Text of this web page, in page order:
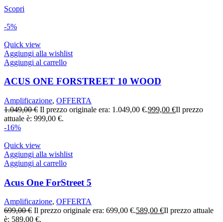
Scopri
-5%
Quick view
Aggiungi alla wishlist
Aggiungi al carrello
ACUS ONE FORSTREET 10 WOOD
Amplificazione, OFFERTA
1.049,00€ Il prezzo originale era: 1.049,00 €.999,00 €Il prezzo
attuale è: 999,00 €.
-16%
Quick view
Aggiungi alla wishlist
Aggiungi al carrello
Acus One ForStreet 5
Amplificazione, OFFERTA
699,00€ Il prezzo originale era: 699,00 €.589,00 €Il prezzo attuale
è: 589,00 €.